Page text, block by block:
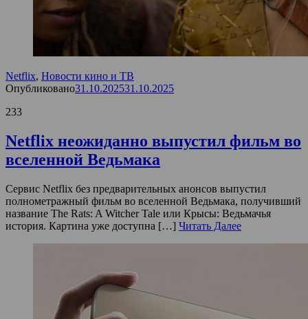
Netflix, Новости кино и ТВ
Опубликовано31.10.202531.10.2025
233
Netflix неожиданно выпустил фильм во
вселенной Ведьмака
Сервис Netflix без предварительных анонсов выпустил
полнометражный фильм во вселенной Ведьмака, получивший
название The Rats: A Witcher Tale или Крысы: Ведьмачья
история. Картина уже доступна […] Читать Далее